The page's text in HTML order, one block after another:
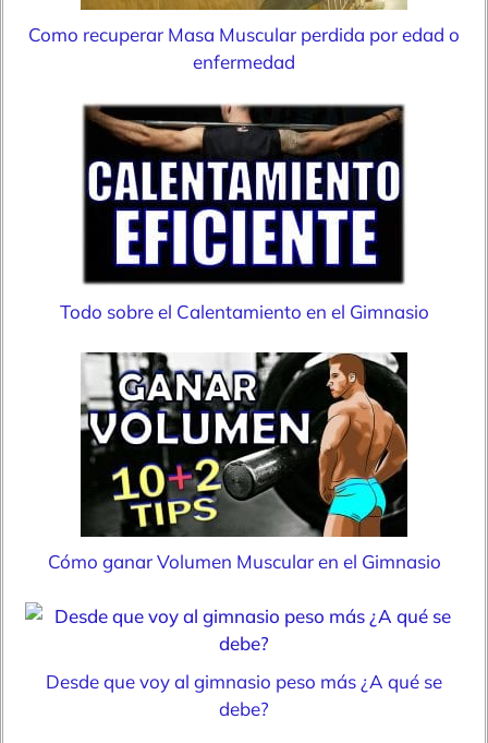
Como recuperar Masa Muscular perdida por edad o
enfermedad
Todo sobre el Calentamiento en el Gimnasio
Cómo ganar Volumen Muscular en el Gimnasio
Desde que voy al gimnasio peso más ¿A qué se
debe?